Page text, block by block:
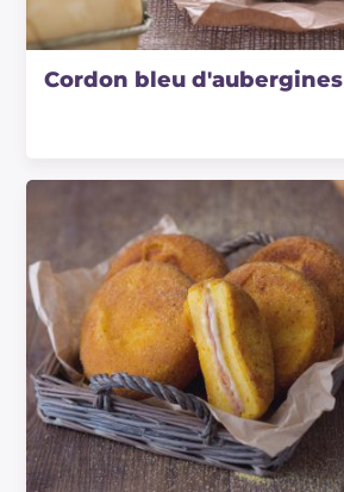
Cordon bleu d'aubergines